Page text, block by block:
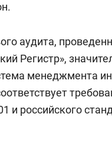
аудита,
Регистр»,
менеджмента
и российского